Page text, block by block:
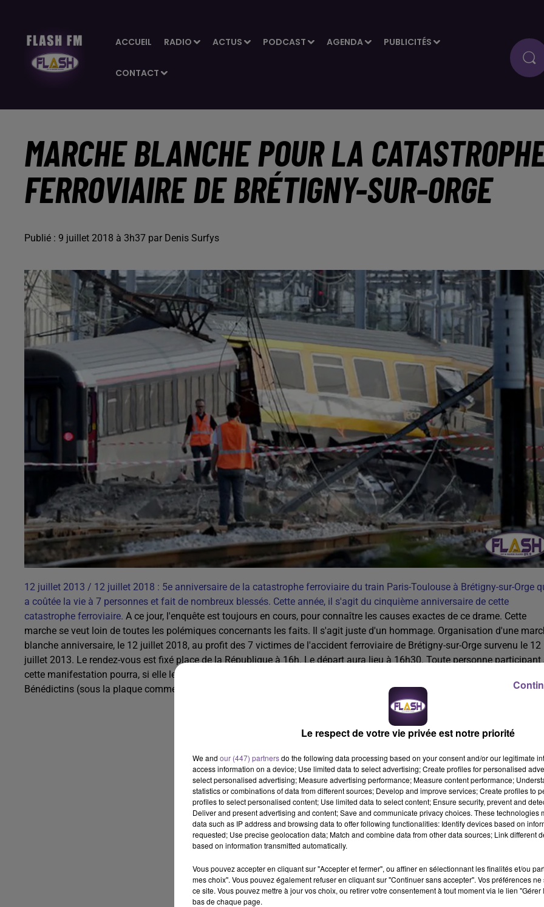
ACCUEIL RADIO ACTUS PODCAST AGENDA PUBLICITÉS
CONTACT
MARCHE BLANCHE POUR LA
FERROVIAIRE DE BRÉTIGNY-SUR-ORGE
Publié : 9 juillet 2018 à 3h37 par Denis Surfys
12 juillet 2013 / 12 juillet 2018 : 5e anniversaire de la catastrophe ferroviaire du train Paris-Toulouse à Brétigny-sur-Orge
a coûtée la vie à 7 personnes et fait de nombreux blessés. Cette année, il s'agit du cinquième anniversaire de cette
catastrophe ferroviaire. A ce jour, l'enquête est toujours en cours, pour connaître les causes exactes de ce drame. Cette
marche se veut loin de toutes les polémiques concernants les faits. Il s'agit juste d'un hommage. Organisation d'une
blanche anniversaire, le 12 juillet 2018, au profit des 7 victimes de l'accident ferroviaire de Brétigny-sur-Orge survenu le 12
juillet 2013. Le rendez-vous est fixé place de la République à 16h. Le départ aura lieu à 16h30. Toute personne participant
cette manifestation pourra, si elle le désire, venir avec une rose blanche qui sera déposée dans le hall de la gare des
Bénédictins (sous la plaque commémorative).
Le respect de votre vie privée est notre priorité
We and our (447) partnersdo the following data processing based on your consent and/or our legitimate
access information on a device; Use limited data to select advertising; Create profiles for personalised
select personalised advertising; Measure advertising performance; Measure content performance;
statistics or combinations of data from different sources; Develop and improve services; Create profiles to
profiles to select personalised content; Use limited data to select content; Ensure security, prevent and
Deliver and present advertising and content; Save and communicate privacy choices. These technologies
data such as IP address and browsing data to offer following functionalities: Identify devices based on
requested; Use precise geolocation data; Match and combine data from other data sources; Link different
based on information transmitted automatically.
Vous pouvez accepter en cliquant sur "Accepter et fermer", ou affiner en sélectionnant les finalités et/ou
mes choix". Vous pouvez également refuser en cliquant sur "Continuer sans accepter". Vos préférences
ce site. Vous pouvez mettre à jour vos choix, ou retirer votre consentement à tout moment via le lien
bas de chaque page.